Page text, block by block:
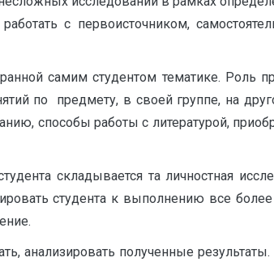
с первоисточником,
самим студентом тематике. Роль
по предмету, в своей группе, на
способы работы с литературой,
складывается та личностная
студента к выполнению все
анализировать полученные